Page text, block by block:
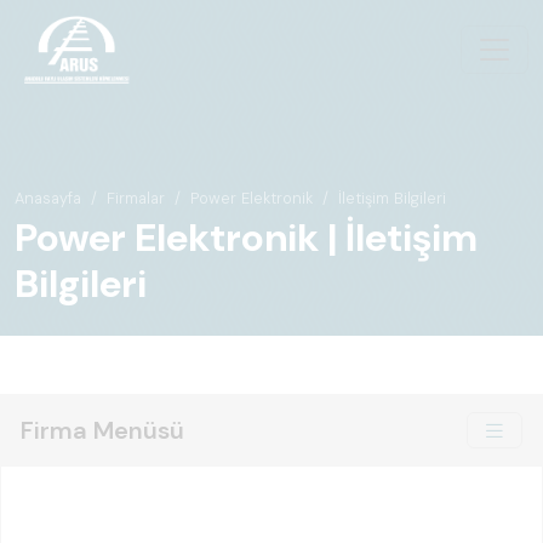
Anasayfa Firmalar Power Elektronik İletişim Bilgileri
Power Elektronik | İletişim
Bilgileri
Firma Menüsü